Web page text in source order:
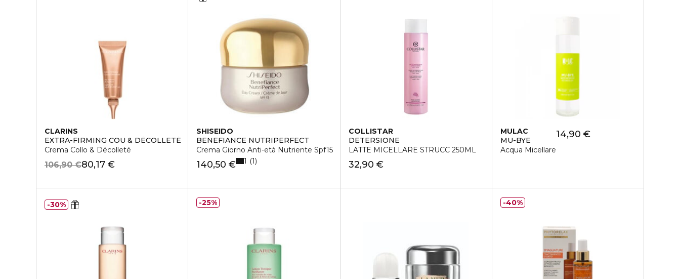
CLARINS
EXTRA-FIRMING COU & DÉCOLLETÉ
Crema Collo & Décolleté
80,17 €
106,90 €
SHISEIDO
BENEFIANCE NUTRIPERFECT
Crema Giorno Anti-età Nutriente Spf15
140,50 € 1 1
COLLISTAR
DETERSIONE
LATTE MICELLARE STRUCC 250ML
32,90 €
MULAC
MU-BYE
Acqua Micellare
14,90 €
30% 25% 40%